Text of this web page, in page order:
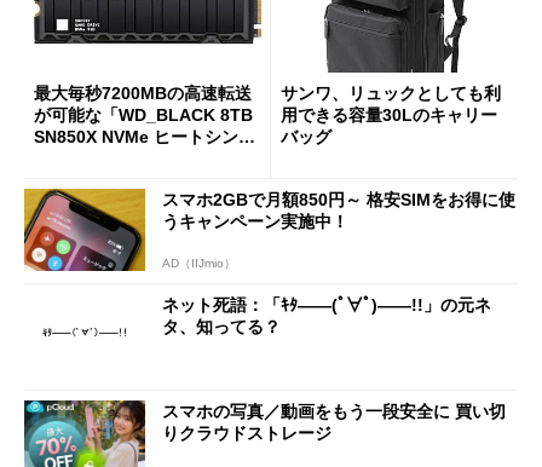
最大毎秒7200MBの高速転送
が可能な「WD_BLACK 8TB
SN850X NVMe ヒートシンク
サンワ、リュックとしても利
用できる容量30Lのキャリー
バッグ
スマホ2GBで月額850円～ 格安SIMをお得に使
うキャンペーン実施中！
AD（IIJmio）
ネット死語：「ｷﾀ――(ﾟ∀ﾟ)――!!」の元ネ
タ、知ってる？
スマホの写真／動画をもう一段安全に 買い切
りクラウドストレージ